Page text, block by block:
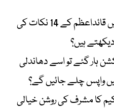
سوال: موجودہ سیاسی حالات میں قائداعظم کے 14 نکات کی
ہیں؟
ہار گئے تو اسے دھاندلی
میں واپس چلے جائیں گے؟
کا مشرف کی روشن خیالی